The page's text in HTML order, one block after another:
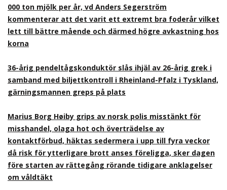
000 ton mjölk per år, vd Anders Segerström
kommenterar att det varit ett extremt bra foderår vilket
lett till bättre mående och därmed högre avkastning hos
korna
36-årig pendeltågskonduktör slås ihjäl av 26-årig grek i
samband med biljettkontroll i Rheinland-Pfalz i Tyskland,
gärningsmannen greps på plats
Marius Borg Høiby grips av norsk polis misstänkt för
misshandel, olaga hot och överträdelse av
kontaktförbud, häktas sedermera i upp till fyra veckor
då risk för ytterligare brott anses föreligga, sker dagen
före starten av rättegång rörande tidigare anklagelser
om våldtäkt